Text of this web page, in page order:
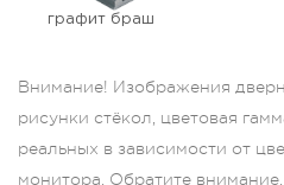
графит браш
Внимание! Изображения
рисунки стёкол, цветовая
реальных в зависимости от
монитора. Обратите